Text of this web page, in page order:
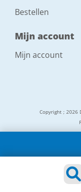
Bestellen
Mijn account
Mijn account
Copyright ; 2026